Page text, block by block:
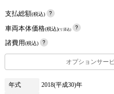
支払総額(税込)
車両本体価格(税込)(リ済込)
諸費用(税込)
オプションサー
年式 2018(平成30)年